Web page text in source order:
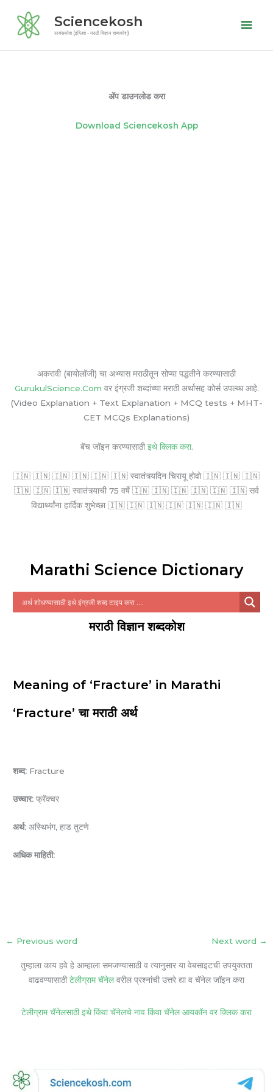
content
Sciencekosh
सायंसकोश (इंग्लिश - मराठी विज्ञान शब्दकोश)
ॲप डाउनलोड करा
Download Sciencekosh App
अकरावी (बायोलॉजी) चा अभ्यास मराठीतून सोप्या पद्धतीने करण्यासाठी
GurukulScience.Com वर इंग्रजी शब्दांच्या मराठी अर्थासह कोर्स उपल्ब्ध आहे.
(Video Explanation + Text Explanation + MCQ tests + MHT-
CET MCQs Explanations)
बॅच जॉइन करण्यासाठी इथे क्लिक करा.
🇮🇳 🇮🇳 🇮🇳 🇮🇳 🇮🇳 🇮🇳 स्वातंत्र्यदिन चिरायू होवो 🇮🇳 🇮🇳 🇮🇳
🇮🇳 🇮🇳 🇮🇳 स्वातंत्र्याची 75 वर्षे 🇮🇳 🇮🇳 🇮🇳 🇮🇳 🇮🇳 🇮🇳 सर्व
विद्यार्थ्यांना हार्दिक शुभेच्छा 🇮🇳 🇮🇳 🇮🇳 🇮🇳 🇮🇳 🇮🇳 🇮🇳
Marathi Science Dictionary
मराठी विज्ञान शब्दकोश
Meaning of ‘Fracture’ in Marathi
‘Fracture’ चा मराठी अर्थ
शब्द: Fracture
उच्चार: फ्रॅक्चर
अर्थ: अस्थिभंग, हाड तुटणे
अधिक माहिती:
← Previous word Next word →
तुम्हाला काय हवे हे आम्हाला समजण्यासाठी व त्यानुसार या वेबसाइटची उपयुक्तता
वाढवण्यासाठी टेलीग्राम चॅनेलवरील प्रश्नांची उत्तरे द्या व चॅनेल जॉइन करा
टेलीग्राम चॅनेलसाठी इथे किंवा चॅनेलचे नाव किंवा चॅनेल आयकॉन वर क्लिक करा